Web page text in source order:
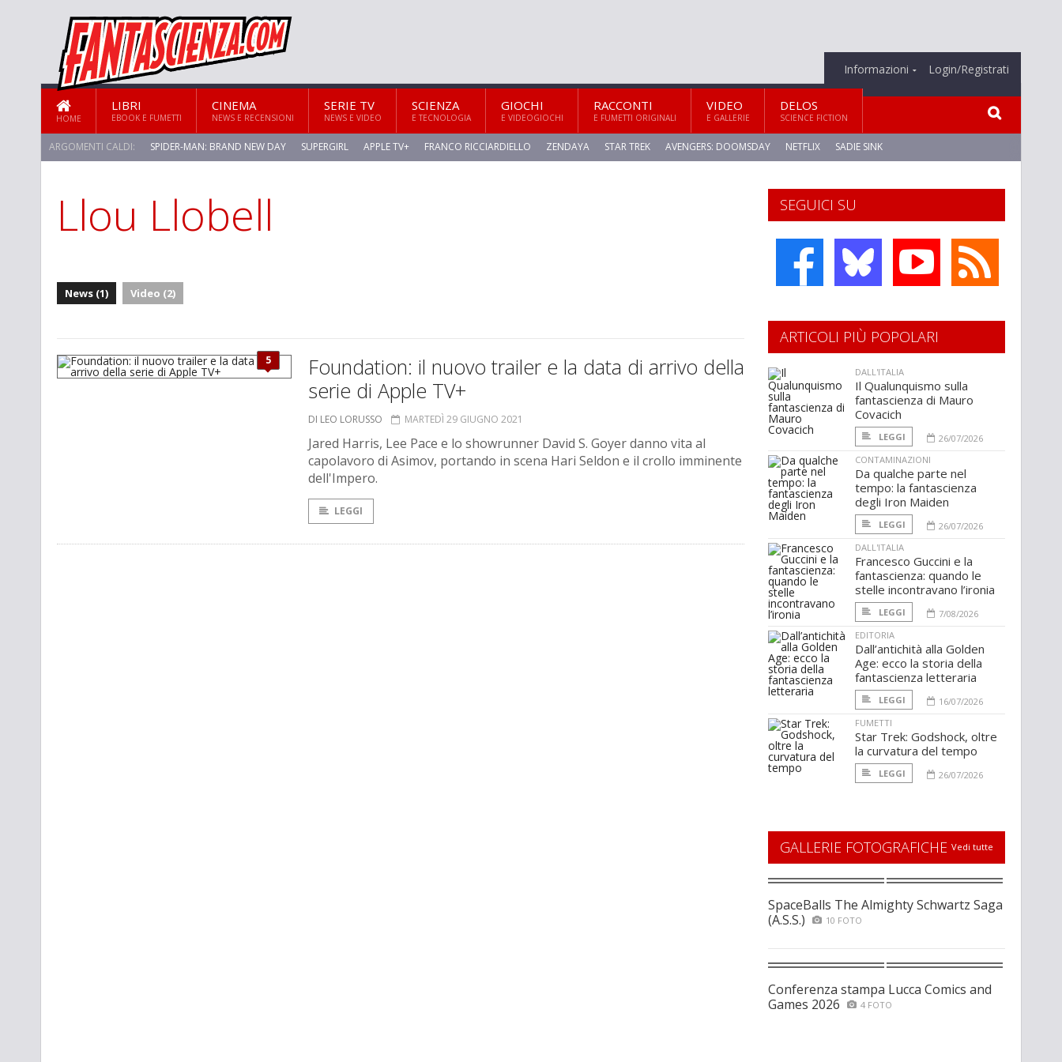
Informazioni Login/Registrati
HOME
LIBRI
EBOOK E FUMETTI
CINEMA
NEWS E RECENSIONI
SERIE TV
NEWS E VIDEO
SCIENZA
E TECNOLOGIA
GIOCHI
E VIDEOGIOCHI
RACCONTI
E FUMETTI ORIGINALI
VIDEO
E GALLERIE
DELOS
SCIENCE FICTION
ARGOMENTI CALDI: SPIDER-MAN: BRAND NEW DAY SUPERGIRL APPLE TV+ FRANCO RICCIARDIELLO ZENDAYA STAR TREK AVENGERS: DOOMSDAY NETFLIX SADIE SINK
STAR TREK: STRANGE NEW WORLDS
Llou Llobell
News (1) Video (2)
5
Foundation: il nuovo trailer e la data di arrivo della
serie di Apple TV+
DI LEO LORUSSO MARTEDÌ 29 GIUGNO 2021
Jared Harris, Lee Pace e lo showrunner David S. Goyer danno vita al
capolavoro di Asimov, portando in scena Hari Seldon e il crollo imminente
dell'Impero.
LEGGI
SEGUICI SU
ARTICOLI PIÙ POPOLARI
DALL'ITALIA
Il Qualunquismo sulla
fantascienza di Mauro
Covacich
LEGGI
26/07/2026
CONTAMINAZIONI
Da qualche parte nel
tempo: la fantascienza
degli Iron Maiden
LEGGI
26/07/2026
DALL'ITALIA
Francesco Guccini e la
fantascienza: quando le
stelle incontravano l’ironia
LEGGI
7/08/2026
EDITORIA
Dall’antichità alla Golden
Age: ecco la storia della
fantascienza letteraria
LEGGI
16/07/2026
FUMETTI
Star Trek: Godshock, oltre
la curvatura del tempo
LEGGI 26/07/2026
GALLERIE FOTOGRAFICHE Vedi tutte
SpaceBalls The Almighty Schwartz Saga
(A.S.S.)
10 FOTO
Conferenza stampa Lucca Comics and
Games 2026
4 FOTO